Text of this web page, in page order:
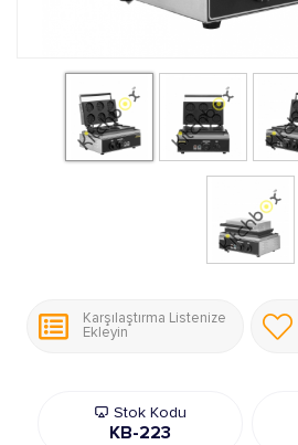
Karşılaştırma Listenize
Ekleyin
Stok Kodu
KB-223